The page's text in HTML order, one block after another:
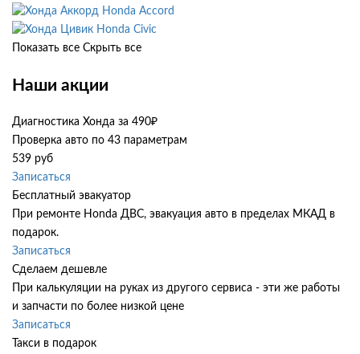
Honda Accord
Honda Civic
Показать все Скрыть все
Наши акции
Диагностика Хонда за 490₽
Проверка авто по 43 параметрам
539 руб
Записаться
Бесплатный эвакуатор
При ремонте Honda ДВС, эвакуация авто в пределах МКАД в
подарок.
Записаться
Сделаем дешевле
При калькуляции на руках из другого сервиса - эти же работы
и запчасти по более низкой цене
Записаться
Такси в подарок